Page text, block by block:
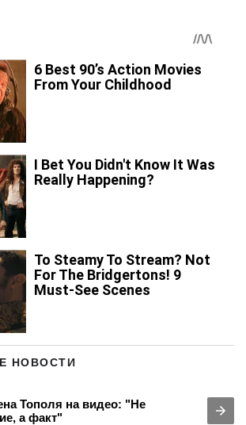
НОВОСТИ
Тополя на видео: "Не
а факт"